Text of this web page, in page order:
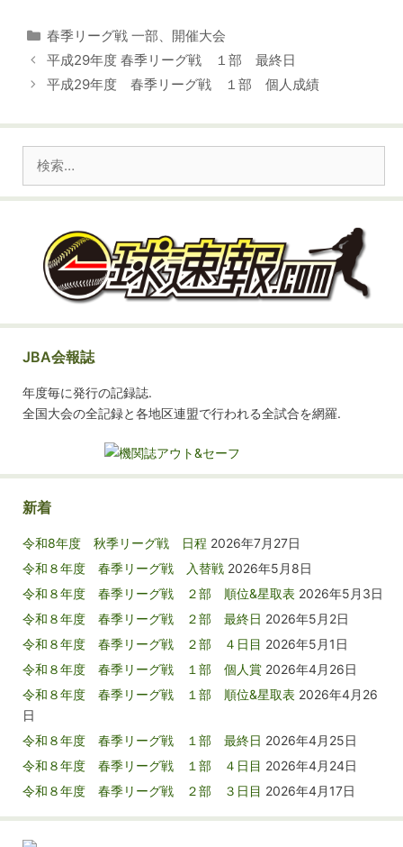
カ
テ
ゴ
リ
春季リーグ戦 一部、 開催大会
平成29年度 春季リーグ戦 １部 最終日
平成29年度 春季リーグ戦 １部 個人成績
JBA会報誌
年度毎に発行の記録誌.
全国大会の全記録と各地区連盟で行われる全試合を網羅.
新着
令和8年度 秋季リーグ戦 日程 2026年7月27日
令和８年度 春季リーグ戦 入替戦 2026年5月8日
令和８年度 春季リーグ戦 ２部 順位&星取表 2026年5月3日
令和８年度 春季リーグ戦 ２部 最終日 2026年5月2日
令和８年度 春季リーグ戦 ２部 ４日目 2026年5月1日
令和８年度 春季リーグ戦 １部 個人賞 2026年4月26日
令和８年度 春季リーグ戦 １部 順位&星取表 2026年4月26
日
令和８年度 春季リーグ戦 １部 最終日 2026年4月25日
令和８年度 春季リーグ戦 １部 ４日目 2026年4月24日
令和８年度 春季リーグ戦 ２部 ３日目 2026年4月17日